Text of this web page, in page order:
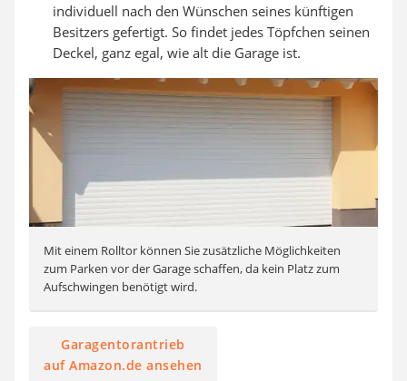
individuell nach den Wünschen seines künftigen
Besitzers gefertigt. So findet jedes Töpfchen seinen
Deckel, ganz egal, wie alt die Garage ist.
Mit einem Rolltor können Sie zusätzliche Möglichkeiten
zum Parken vor der Garage schaffen, da kein Platz zum
Aufschwingen benötigt wird.
Garagentorantrieb
auf Amazon.de ansehen